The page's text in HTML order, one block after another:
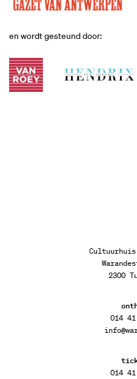
en wordt gesteund door:
Cultuurhuis
2300
014
014